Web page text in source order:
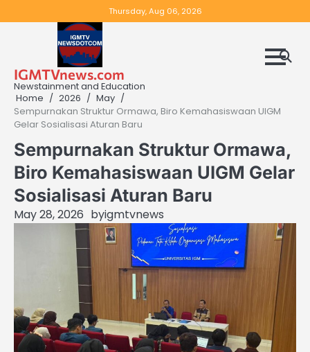
to
Thursday, Aug 06, 2026
IGMTVnews.com
Newstainment and Education
Home
2026
May
Sempurnakan Struktur Ormawa, Biro Kemahasiswaan UIGM
Gelar Sosialisasi Aturan Baru
Sempurnakan Struktur Ormawa,
Biro Kemahasiswaan UIGM Gelar
Sosialisasi Aturan Baru
May 28, 2026 byigmtvnews